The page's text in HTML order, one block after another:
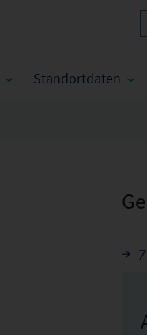
Standortdaten